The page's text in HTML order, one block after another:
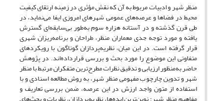
منظر شهر و ادبیات مربوط به آن که نقش مؤثری در زمینه ارتقای کیفیت
محیط در فضاها و عرصه‌های عمومی شهرهای امروزی ایفا می‌نماید، در
طی قرن گذشته و در آستانه هزاره سوم به‌طور بی‌سابقه‌ای گسترش
یافته و مورد توجه جدی معماران منظر، طراحان و برنامه‌ریزان شهری
قرار گرفته است. در این میان، نظریه‌پردازان گوناگون با رویکردهای
متفاوتی این موضوع را مورد بحث و بررسی قرار‌داده‌اند. در پژوهش
حاضر به‌منظور ارزیابی و تدقیق نظرات مطرح‌ترین متفکران مرتبط با منظر
شهر و تدوین چارچوب مفهومی منظر شهر، به روش مطالعه اسنادی و با
استفاده از متون واجد ارزش در این عرصه، ضمن بررسی تعاریف و